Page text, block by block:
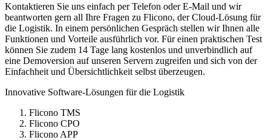
Kontaktieren Sie uns einfach per Telefon oder E-Mail und wir
beantworten gern all Ihre Fragen zu Flicono, der Cloud-Lösung für
die Logistik. In einem persönlichen Gespräch stellen wir Ihnen alle
Funktionen und Vorteile ausführlich vor. Für einen praktischen Test
können Sie zudem 14 Tage lang kostenlos und unverbindlich auf
eine Demoversion auf unseren Servern zugreifen und sich von der
Einfachheit und Übersichtlichkeit selbst überzeugen.
Innovative Software-Lösungen für die Logistik
Flicono TMS
Flicono CPO
Flicono APP